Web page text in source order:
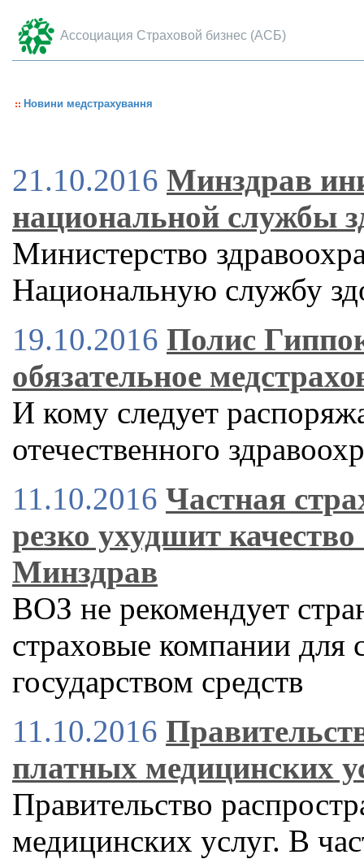
Ассоциация Страховой бизнес (АСБ)
Новини медстрахування
21.10.2016 Минздрав
национальной службы
Министерство
Национальную службу
19.10.2016 Полис
обязательное
И кому следует
отечественного
11.10.2016 Частная
резко ухудшит
Минздрав
ВОЗ не рекомендует
страховые компании для
государством средств
11.10.2016
платных медицинских
Правительство
медицинских услуг. В